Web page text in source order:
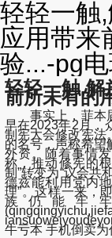
轻轻一触
应用带来
验...-pg
轻轻一触,解
前所未有的
事实上，菲本届
早在2023年2月，
制宪大会修改宪法
的名号，声称希望
外资。随着事情
称，推动修宪的
制”转变为“议会共
德兹能利用党内
理”。这样一来，
族仍能牢
牛亏本 手机倒卖